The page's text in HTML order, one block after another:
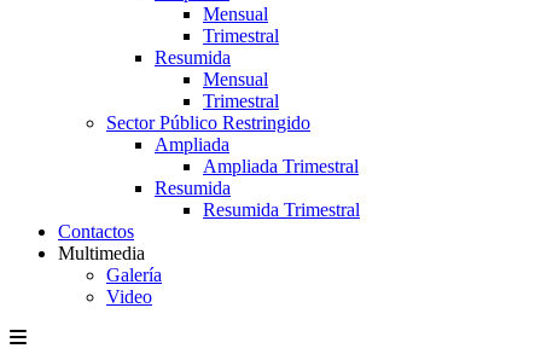
Mensual
Trimestral
Resumida
Mensual
Trimestral
Sector Público Restringido
Ampliada
Ampliada Trimestral
Resumida
Resumida Trimestral
Contactos
Multimedia
Galería
Video